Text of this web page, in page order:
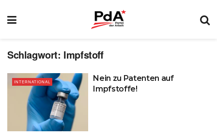
Schlagwort: Impfstoff
INTERNATIONAL
Nein zu Patenten auf
Impfstoffe!